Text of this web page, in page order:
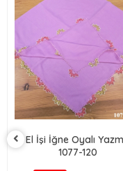
El İşi İğne Oyalı
1077-120